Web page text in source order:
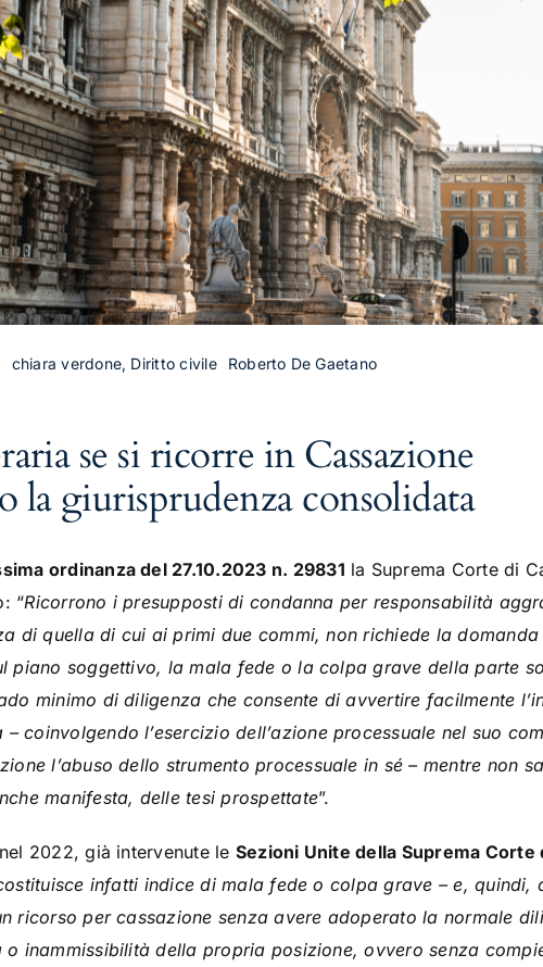
chiara verdone, Diritto civile Roberto De Gaetano
se si ricorre in Cassazione
la giurisprudenza consolidata
ordinanza del 27.10.2023 n. 29831 la Suprema Corte di
“Ricorrono i presupposti di condanna per responsabilità
di quella di cui ai primi due commi, non richiede la
piano soggettivo, la mala fede o la colpa grave della parte
minimo di diligenza che consente di avvertire facilmente
coinvolgendo l’esercizio dell’azione processuale nel suo
l’abuso dello strumento processuale in sé – mentre non
manifesta, delle tesi prospettate”.
2022, già intervenute le Sezioni Unite della Suprema Corte
infatti indice di mala fede o colpa grave – e,
ricorso per cassazione senza avere adoperato la normale
o inammissibilità della propria posizione, ovvero senza